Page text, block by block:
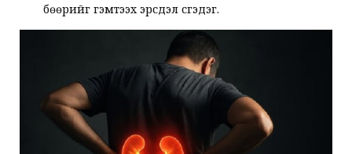
бөөрийг гэмтээх эрсдэл үүсгэдэг.